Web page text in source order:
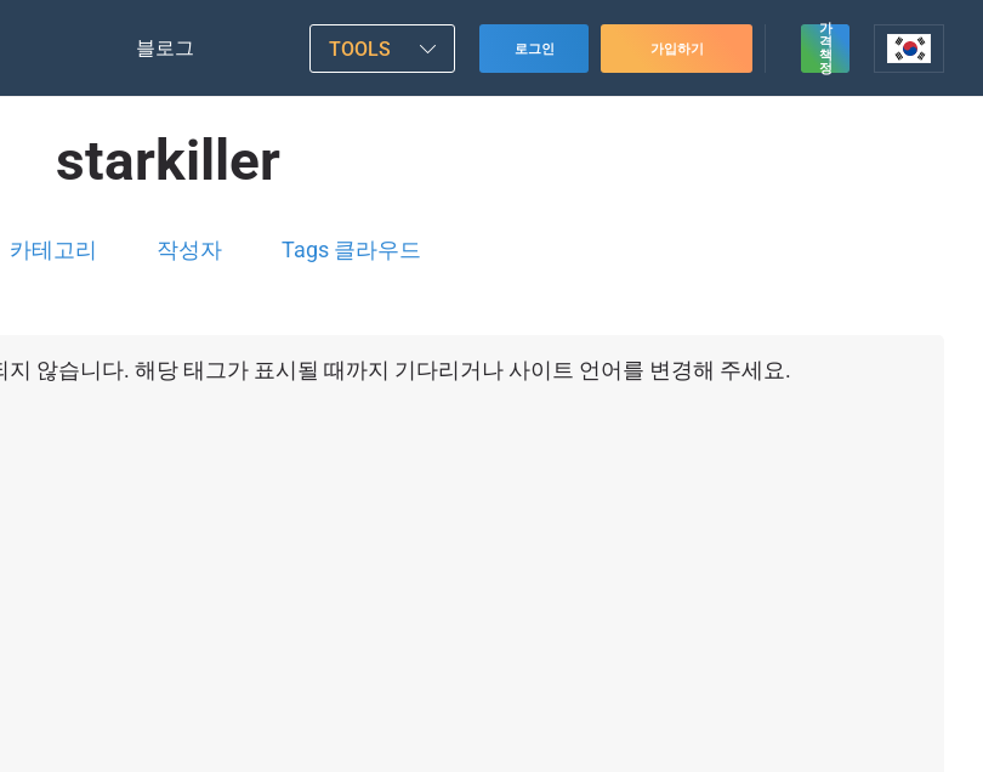
블로그 TOOLS 로그인 가입하기
가
격
책
정
starkiller
카테고리 작성자 Tags 클라우드